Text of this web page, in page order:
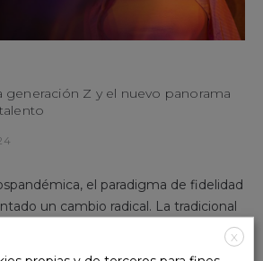
generación Z y el nuevo panorama
el paradigma de fidelidad
un cambio radical. La tradicional
X